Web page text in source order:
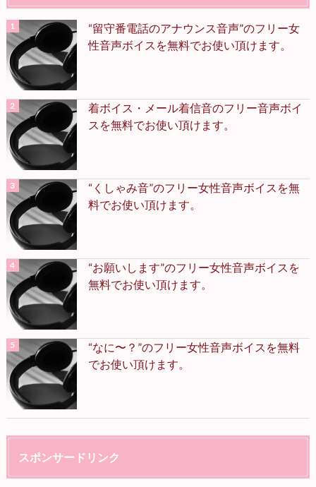
“留守番電話のアナウンス音声”のフリー女
性音声ボイスを無料でお使い頂けます。
着ボイス・メール着信音のフリー音声ボイ
スを無料でお使い頂けます。
“くしゃみ音”のフリー女性音声ボイスを無
料でお使い頂けます。
“お願いします”のフリー女性音声ボイスを
無料でお使い頂けます。
“なに〜？”のフリー女性音声ボイスを無料
でお使い頂けます。
スポンサードリンク